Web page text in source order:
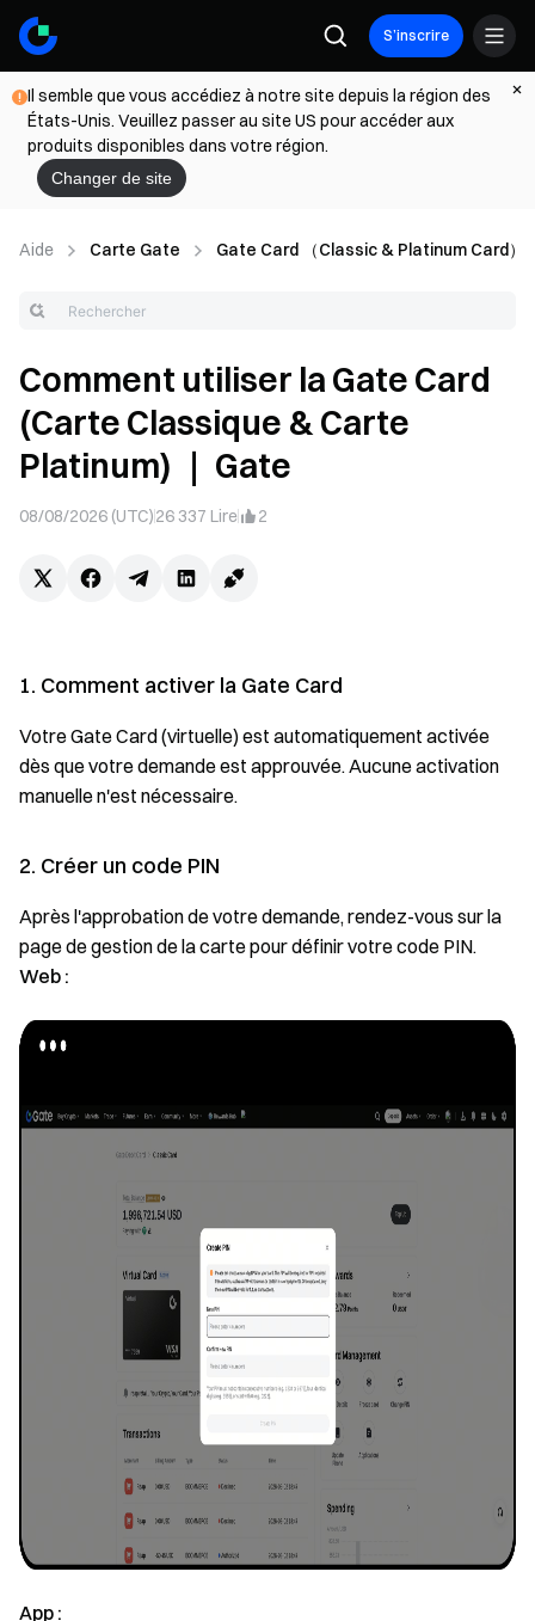
S’inscrire
Il semble que vous accédiez à notre site depuis la région des
États-Unis. Veuillez passer au site US pour accéder aux
produits disponibles dans votre région.
Changer de site
Aide Carte Gate Gate Card （Classic & Platinum Card）
Comment utiliser la Gate Card
(Carte Classique & Carte
Platinum) ｜ Gate
08/08/2026 (UTC)26 337 Lire 2
1. Comment activer la Gate Card
Votre Gate Card (virtuelle) est automatiquement activée
dès que votre demande est approuvée. Aucune activation
manuelle n'est nécessaire.
2. Créer un code PIN
Après l'approbation de votre demande, rendez-vous sur la
page de gestion de la carte pour définir votre code PIN.
Web :
App :